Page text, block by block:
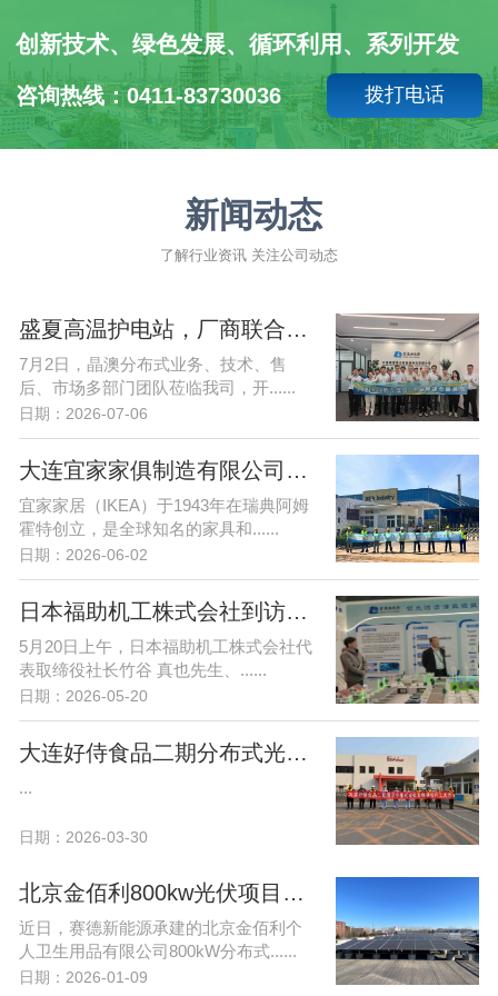
创新技术、绿色发展、循环利用、系列开发
咨询热线：0411-83730036 拨打电话
新闻动态
了解行业资讯 关注公司动态
盛夏高温护电站，厂商联合强运维| 晶澳&赛德携手护航东北光储发展
7月2日，晶澳分布式业务、技术、售
后、市场多部门团队莅临我司，开......
日期：2026-07-06
大连宜家家俱制造有限公司1MW分布式光伏项目开工大吉！
宜家家居（IKEA）于1943年在瑞典阿姆
霍特创立，是全球知名的家具和......
日期：2026-06-02
日本福助机工株式会社到访赛德新能源 共商合作新机遇
5月20日上午，日本福助机工株式会社代
表取缔役社长竹谷 真也先生、......
日期：2026-05-20
大连好侍食品二期分布式光伏项目开工大吉！
...
日期：2026-03-30
北京金佰利800kw光伏项目顺利并网-赛德喜获优秀施工单位荣誉！
近日，赛德新能源承建的北京金佰利个
人卫生用品有限公司800kW分布式......
日期：2026-01-09